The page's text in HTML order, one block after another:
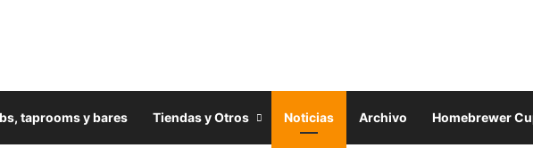
taprooms y bares Tiendas y Otros Noticias Archivo Homebrewer